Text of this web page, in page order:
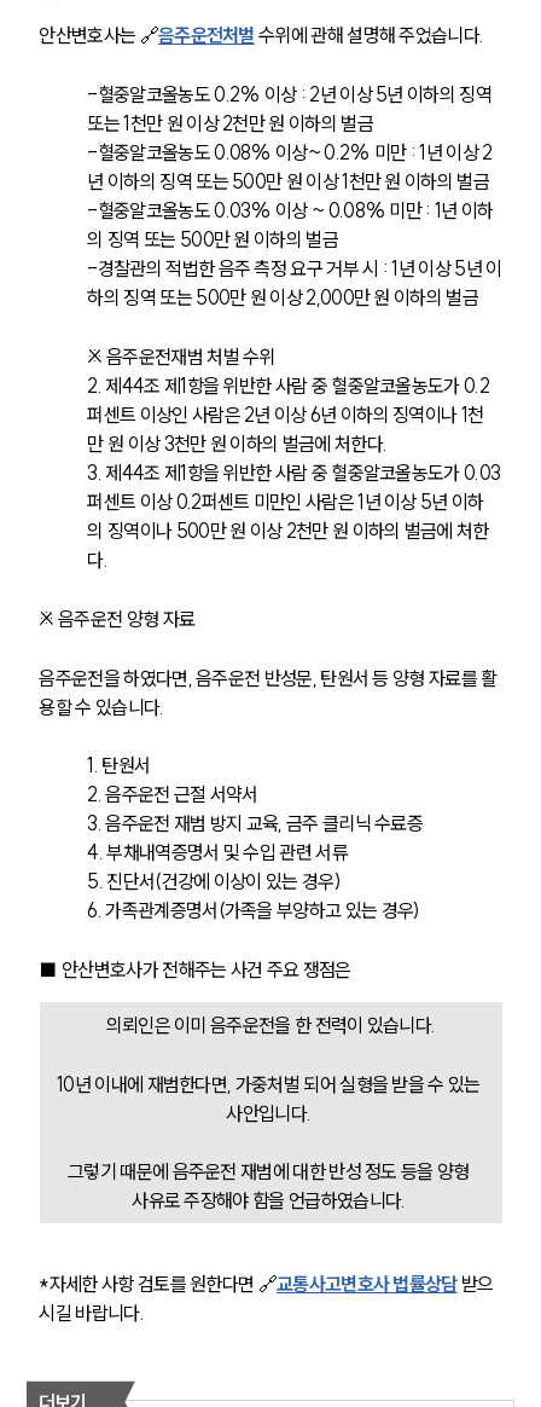
안산변호사는 🔗음주운전처벌 수위에 관해 설명해 주었습니다.
-혈중알코올농도 0.2% 이상 : 2년 이상 5년 이하의 징역
또는 1천만 원 이상 2천만 원 이하의 벌금
-혈중알코올농도 0.08% 이상~ 0.2% 미만 : 1년 이상 2
년 이하의 징역 또는 500만 원 이상 1천만 원 이하의 벌금
-혈중알코올농도 0.03% 이상 ~ 0.08% 미만 : 1년 이하
의 징역 또는 500만 원 이하의 벌금
-경찰관의 적법한 음주 측정 요구 거부 시 : 1년 이상 5년 이
하의 징역 또는 500만 원 이상 2,000만 원 이하의 벌금
※ 음주운전재범 처벌 수위
2. 제44조 제1항을 위반한 사람 중 혈중알코올농도가 0.2
퍼센트 이상인 사람은 2년 이상 6년 이하의 징역이나 1천
만 원 이상 3천만 원 이하의 벌금에 처한다.
3. 제44조 제1항을 위반한 사람 중 혈중알코올농도가 0.03
퍼센트 이상 0.2퍼센트 미만인 사람은 1년 이상 5년 이하
의 징역이나 500만 원 이상 2천만 원 이하의 벌금에 처한
다.
※ 음주운전 양형 자료
음주운전을 하였다면, 음주운전 반성문, 탄원서 등 양형 자료를 활
용할 수 있습니다.
1. 탄원서
2. 음주운전 근절 서약서
3. 음주운전 재범 방지 교육, 금주 클리닉 수료증
4. 부채내역증명서 및 수입 관련 서류
5. 진단서(건강에 이상이 있는 경우)
6. 가족관계증명서(가족을 부양하고 있는 경우)
■ 안산변호사가 전해주는 사건 주요 쟁점은
의뢰인은 이미 음주운전을 한 전력이 있습니다.
10년 이내에 재범한다면, 가중처벌 되어 실형을 받을 수 있는
사안입니다.
그렇기 때문에 음주운전 재범에 대한 반성 정도 등을 양형
사유로 주장해야 함을 언급하였습니다.
*자세한 사항 검토를 원한다면 🔗교통사고변호사 법률상담 받으
시길 바랍니다.
더보기